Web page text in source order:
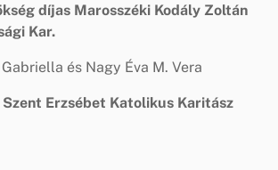
díjas Marosszéki Kodály Zoltán
Kar.
és Nagy Éva M. Vera
Erzsébet Katolikus Karitász